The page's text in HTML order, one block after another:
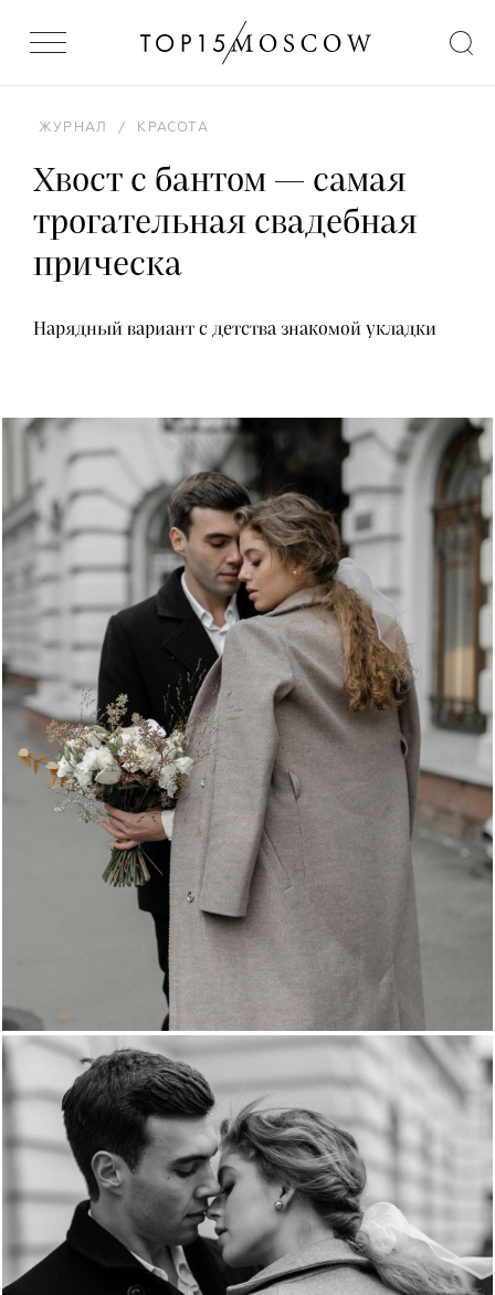
ЖУРНАЛ / КРАСОТА
Хвост с бантом — самая
трогательная свадебная
прическа
Нарядный вариант с детства знакомой укладки